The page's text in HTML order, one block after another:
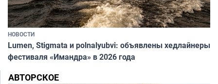
НОВОСТИ
Lumen, Stigmata и polnalyubvi: объявлены хедлайнеры
фестиваля «Имандра» в 2026 года
АВТОРСКОЕ